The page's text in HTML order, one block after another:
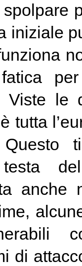
spolpare
iniziale
Viste le
tutta
anche
di